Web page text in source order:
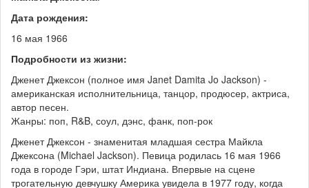
Дата рождения:
16 мая 1966
Подробности из жизни:
Дженет Джексон (полное имя Janet Damita Jo Jackson) -
американская исполнительница, танцор, продюсер, актриса,
автор песен.
Жанры: поп, R&B, соул, дэнс, фанк, поп-рок
Дженет Джексон - знаменитая младшая сестра Майкла
Джексона (Michael Jackson). Певица родилась 16 мая 1966
года в городе Гэри, штат Индиана. Впервые на сцене
трогательную девчушку Америка увидела в 1977 году, когда